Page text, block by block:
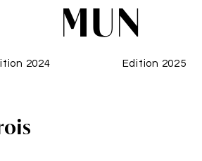
MUN
2024 Edition 2025